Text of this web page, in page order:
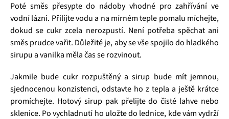
Poté směs přesypte do nádoby vhodné pro zahřívání ve
vodní lázni. Přilijte vodu a na mírném teple pomalu míchejte,
dokud se cukr zcela nerozpustí. Není potřeba spěchat ani
směs prudce vařit. Důležité je, aby se vše spojilo do hladkého
sirupu a vanilka měla čas se rozvinout.
Jakmile bude cukr rozpuštěný a sirup bude mít jemnou,
sjednocenou konzistenci, odstavte ho z tepla a ještě krátce
promíchejte. Hotový sirup pak přelijte do čisté lahve nebo
sklenice. Po vychladnutí ho uložte do lednice, kde vám vydrží